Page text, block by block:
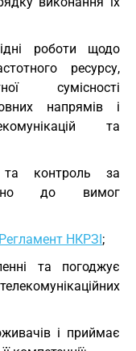
роботи щодо
ресурсу,
сумісності
напрямів і
та
та контроль за
до вимог
Регламент НКРЗІ;
та погоджує
і приймає